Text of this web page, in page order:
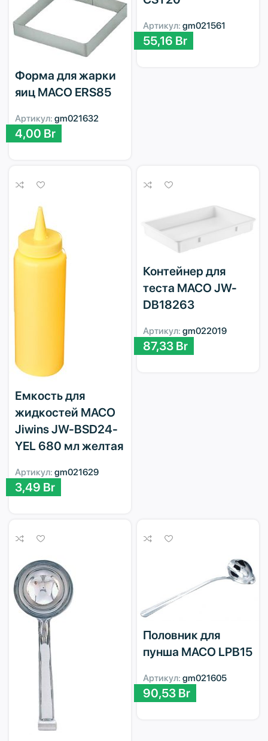
Форма для жарки
яиц MACO ERS85
Артикул: gm021632
4,00 Br
Артикул: gm021561
55,16 Br
Емкость для
жидкостей MACO
Jiwins JW-BSD24-
YEL 680 мл желтая
Артикул: gm021629
3,49 Br
Контейнер для
теста MACO JW-
DB18263
Артикул: gm022019
87,33 Br
Половник для
пунша MACO LPB15
Артикул: gm021605
90,53 Br